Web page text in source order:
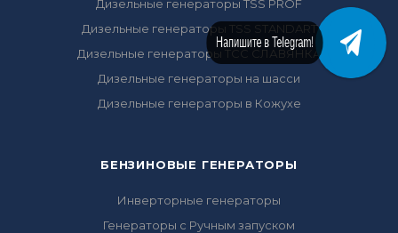
Дизельные генераторы TSS PROF
Дизельные генераторы TSS STANDART
Дизельные генераторы ТСС СЛАВЯНКА
Дизельные генераторы на шасси
Дизельные генераторы в Кожухе
БЕНЗИНОВЫЕ ГЕНЕРАТОРЫ
Инверторные генераторы
Генераторы с Ручным запуском
Напишите в Telegram!